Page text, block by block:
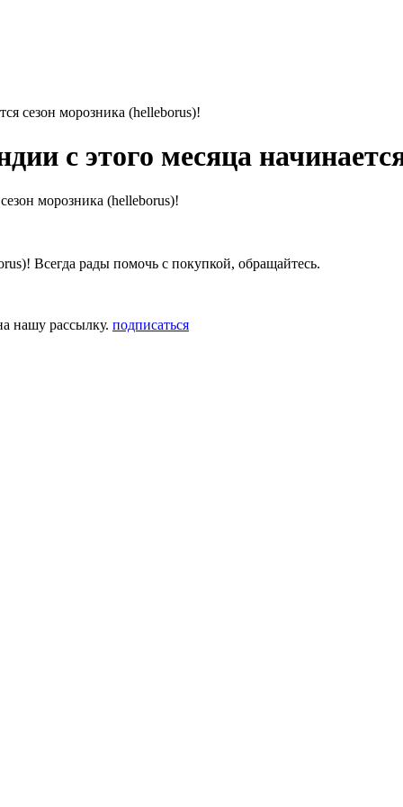
сезон морозника (helleborus)!
с этого месяца
Всегда рады помочь с покупкой, обращайтесь.
нашу рассылку. подписаться